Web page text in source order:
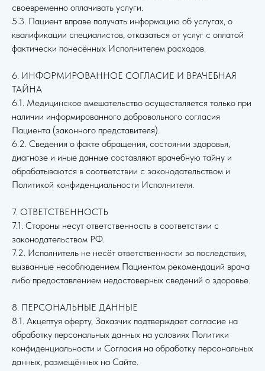
своевременно оплачивать услуги.
5.3. Пациент вправе получать информацию об услугах, о
квалификации специалистов, отказаться от услуг с оплатой
фактически понесённых Исполнителем расходов.
6. ИНФОРМИРОВАННОЕ СОГЛАСИЕ И ВРАЧЕБНАЯ
ТАЙНА
6.1. Медицинское вмешательство осуществляется только при
наличии информированного добровольного согласия
Пациента (законного представителя).
6.2. Сведения о факте обращения, состоянии здоровья,
диагнозе и иные данные составляют врачебную тайну и
обрабатываются в соответствии с законодательством и
Политикой конфиденциальности Исполнителя.
7. ОТВЕТСТВЕННОСТЬ
7.1. Стороны несут ответственность в соответствии с
законодательством РФ.
7.2. Исполнитель не несёт ответственности за последствия,
вызванные несоблюдением Пациентом рекомендаций врача
либо предоставлением недостоверных сведений о здоровье.
8. ПЕРСОНАЛЬНЫЕ ДАННЫЕ
8.1. Акцептуя оферту, Заказчик подтверждает согласие на
обработку персональных данных на условиях Политики
конфиденциальности и Согласия на обработку персональных
данных, размещённых на Сайте.